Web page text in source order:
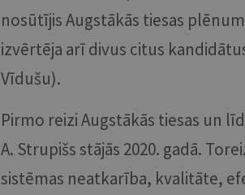
nosūtījis Augstākās tiesas
izvērtēja arī divus citus
Vīdušu).
Pirmo reizi Augstākās tiesas un
A. Strupišs stājās 2020. gadā.
sistēmas neatkarība, kvalitāte,